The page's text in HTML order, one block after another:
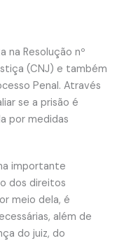
na Resolução nº
(CNJ) e também
Penal. Através
se a prisão é
por medidas
importante
dos direitos
meio dela, é
além de
do juiz, do